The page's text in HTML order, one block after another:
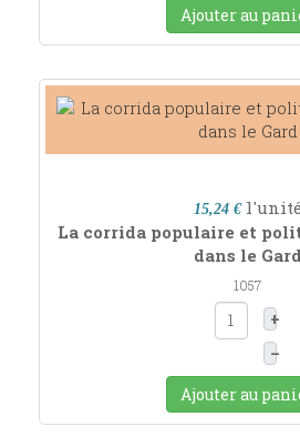
Ajouter au
15,24 € l'unité
La corrida populaire et
dans le Gard
1057
+
–
Ajouter au